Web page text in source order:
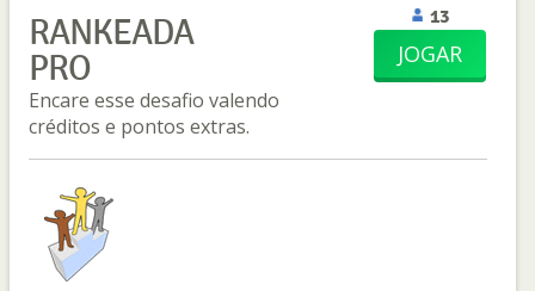
RANKEADA
PRO
Encare esse desafio valendo
créditos e pontos extras.
13
JOGAR